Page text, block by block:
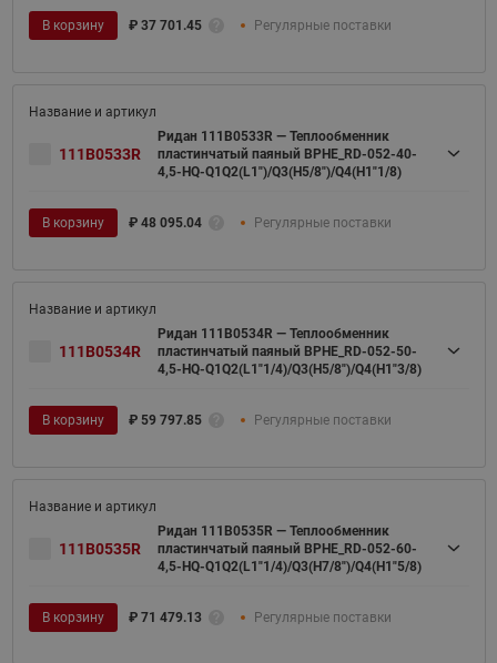
В корзину ₽ 37 701.45 Регулярные поставки
111B0533R
Ридан 111B0533R — Теплообменник
пластинчатый паяный BPHE_RD-052-40-
4,5-HQ-Q1Q2(L1")/Q3(H5/8")/Q4(H1"1/8)
В корзину ₽ 48 095.04 Регулярные поставки
111B0534R
Ридан 111B0534R — Теплообменник
пластинчатый паяный BPHE_RD-052-50-
4,5-HQ-Q1Q2(L1"1/4)/Q3(H5/8")/Q4(H1"3/8)
В корзину ₽ 59 797.85 Регулярные поставки
111B0535R
Ридан 111B0535R — Теплообменник
пластинчатый паяный BPHE_RD-052-60-
4,5-HQ-Q1Q2(L1"1/4)/Q3(H7/8")/Q4(H1"5/8)
В корзину ₽ 71 479.13 Регулярные поставки